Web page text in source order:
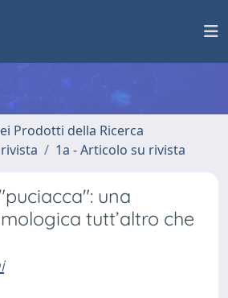
Prodotti della Ricerca
1a - Articolo su rivista
una
tutt’altro che